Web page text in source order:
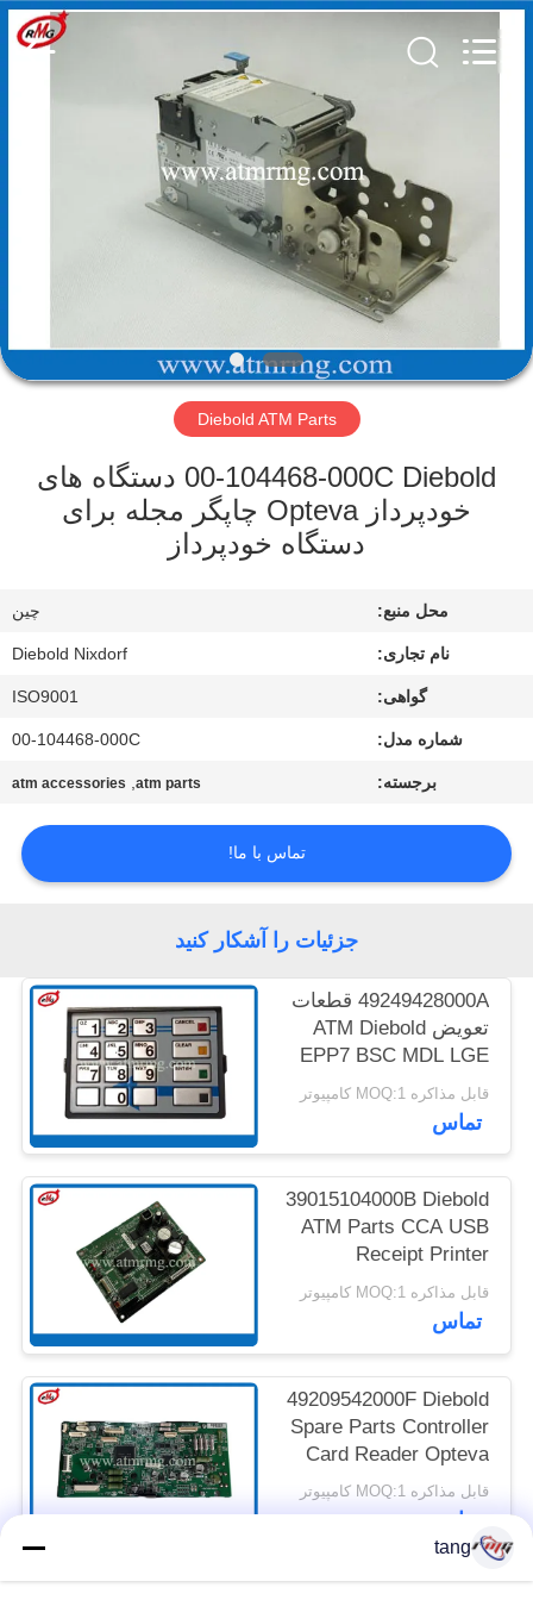
محصولات
درباره
بازدید
کارخانه
تماس
اخبار
درخواست
نقل قول
نقشه
سایت
سیاست
حفظ
حریم
خصوصی
Mei
Science
Technology
Diebold ATM Parts
00-104468-000C Diebold دستگاه های
خودپرداز Opteva چاپگر مجله برای
دستگاه خودپرداز
محل منبع: چین
نام تجاری: Diebold Nixdorf
گواهی: ISO9001
شماره مدل: 00-104468-000C
برجسته: atm parts
,
atm accessories
تماس با ما!
جزئیات را آشکار کنید
49249428000A قطعات
تعویض ATM Diebold
EPP7 BSC MDL LGE
ST STL HTR
قابل مذاکره MOQ:1 کامپیوتر
تماس
39015104000B Diebold
ATM Parts CCA USB
Receipt Printer
Controller
قابل مذاکره MOQ:1 کامپیوتر
تماس
49209542000F Diebold
Spare Parts Controller
Card Reader Opteva
CCA
قابل مذاکره MOQ:1 کامپیوتر
تماس
tang